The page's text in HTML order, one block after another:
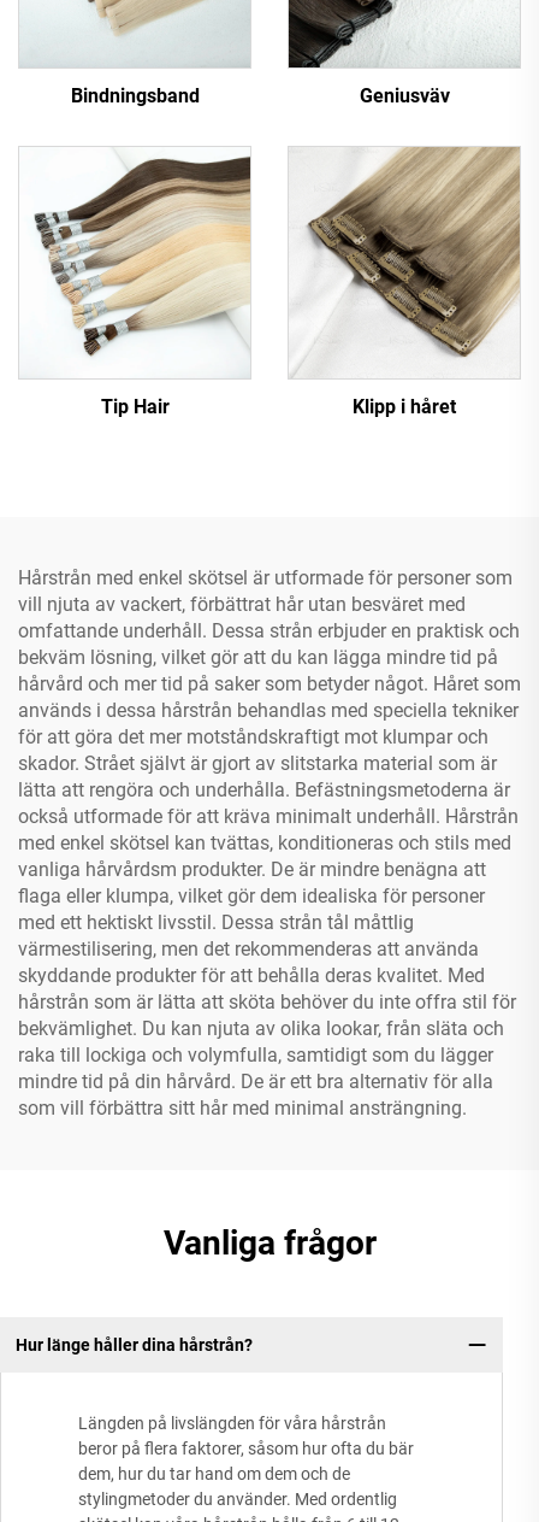
Bindningsband Geniusväv
Tip Hair Klipp i håret
Hårstrån med enkel skötsel är utformade för personer som
vill njuta av vackert, förbättrat hår utan besväret med
omfattande underhåll. Dessa strån erbjuder en praktisk och
bekväm lösning, vilket gör att du kan lägga mindre tid på
hårvård och mer tid på saker som betyder något. Håret som
används i dessa hårstrån behandlas med speciella tekniker
för att göra det mer motståndskraftigt mot klumpar och
skador. Strået självt är gjort av slitstarka material som är
lätta att rengöra och underhålla. Befästningsmetoderna är
också utformade för att kräva minimalt underhåll. Hårstrån
med enkel skötsel kan tvättas, konditioneras och stils med
vanliga hårvårdsm produkter. De är mindre benägna att
flaga eller klumpa, vilket gör dem idealiska för personer
med ett hektiskt livsstil. Dessa strån tål måttlig
värmestilisering, men det rekommenderas att använda
skyddande produkter för att behålla deras kvalitet. Med
hårstrån som är lätta att sköta behöver du inte offra stil för
bekvämlighet. Du kan njuta av olika lookar, från släta och
raka till lockiga och volymfulla, samtidigt som du lägger
mindre tid på din hårvård. De är ett bra alternativ för alla
som vill förbättra sitt hår med minimal ansträngning.
Vanliga frågor
Hur länge håller dina hårstrån?
Längden på livslängden för våra hårstrån
beror på flera faktorer, såsom hur ofta du bär
dem, hur du tar hand om dem och de
stylingmetoder du använder. Med ordentlig